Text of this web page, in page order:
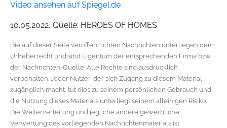
Video ansehen auf Spiegel.de
10.05.2022, Quelle: HEROES OF HOMES
Die auf dieser Seite veröffentlichten Nachrichten unterliegen dem
Urheberrecht und sind Eigentum der entsprechenden Firma bzw.
der Nachrichten-Quelle. Alle Rechte sind ausdrücklich
vorbehalten. Jeder Nutzer, der sich Zugang zu diesem Material
zugänglich macht, tut dies zu seinem persönlichen Gebrauch und
die Nutzung dieses Materials unterliegt seinem alleinigen Risiko.
Die Weiterverteilung und jegliche andere gewerbliche
Verwertung des vorliegenden Nachrichtenmaterials ist